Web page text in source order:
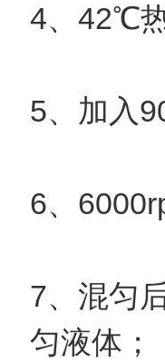
4、 42℃
5、加入
6、
7、混匀
匀液体；